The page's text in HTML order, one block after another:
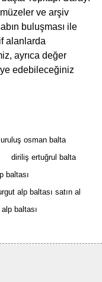
ve arşiv
buluşması ile
alanlarda
ayrıca değer
edebileceğiniz
osman balta
diriliş ertuğrul balta
baltası
alp baltası satın al
alp baltası